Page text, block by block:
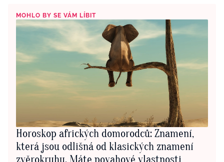
MOHLO BY SE VÁM LÍBIT
Horoskop afrických domorodců: Znamení,
která jsou odlišná od klasických znamení
zvěrokruhu. Máte povahové vlastnosti